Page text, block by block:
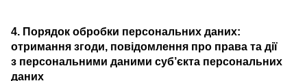
4. Порядок обробки персональних даних:
отримання згоди, повідомлення про права та дії
з персональними даними суб’єкта персональних
даних